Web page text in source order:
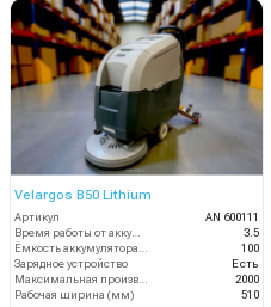
Velargos B50 Lithium
Артикул
AN 600111
Время работы от аккумуляторов (ч)
3.5
100
Зарядное устройство
Есть
2000
Рабочая ширина (мм)
510